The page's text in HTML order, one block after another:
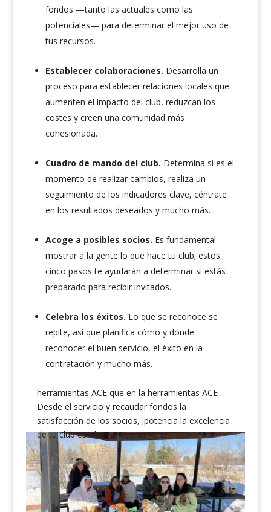
fondos —tanto las actuales como las
potenciales— para determinar el mejor uso de
tus recursos.
Establecer colaboraciones. Desarrolla un
proceso para establecer relaciones locales que
aumenten el impacto del club, reduzcan los
costes y creen una comunidad más
cohesionada.
Cuadro de mando del club. Determina si es el
momento de realizar cambios, realiza un
seguimiento de los indicadores clave, céntrate
en los resultados deseados y mucho más.
Acoge a posibles socios. Es fundamental
mostrar a la gente lo que hace tu club; estos
cinco pasos te ayudarán a determinar si estás
preparado para recibir invitados.
Celebra los éxitos. Lo que se reconoce se
repite, así que planifica cómo y dónde
reconocer el buen servicio, el éxito en la
contratación y mucho más.
herramientas ACE que en la herramientas ACE .
Desde el servicio y recaudar fondos la
satisfacción de los socios, ¡potencia la excelencia
de tu club con herramientas ACE!